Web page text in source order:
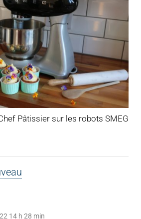
Chef Pâtissier sur les robots SMEG
14 h 28 min